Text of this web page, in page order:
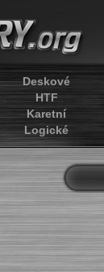
Deskové
HTF
Karetní
Logické